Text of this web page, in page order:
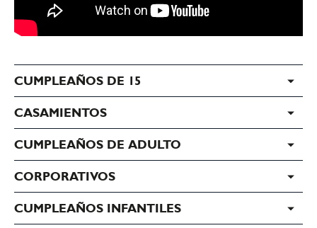
CUMPLEAÑOS DE 15
CASAMIENTOS
CUMPLEAÑOS DE ADULTO
CORPORATIVOS
CUMPLEAÑOS INFANTILES